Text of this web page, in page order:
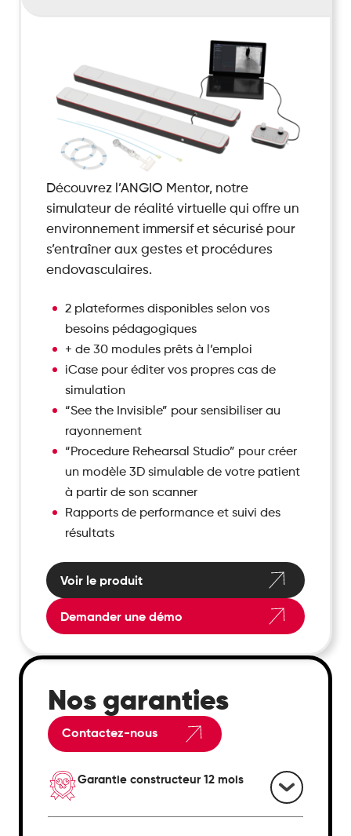
Découvrez l’ANGIO Mentor, notre
simulateur de réalité virtuelle qui offre un
environnement immersif et sécurisé pour
s’entraîner aux gestes et procédures
endovasculaires.
2 plateformes disponibles selon vos
besoins pédagogiques
+ de 30 modules prêts à l’emploi
iCase pour éditer vos propres cas de
simulation
“See the Invisible” pour sensibiliser au
rayonnement
“Procedure Rehearsal Studio” pour créer
un modèle 3D simulable de votre patient
à partir de son scanner
Rapports de performance et suivi des
résultats
Voir le produit
Demander une démo
Nos garanties
Contactez-nous
Garantie constructeur 12 mois